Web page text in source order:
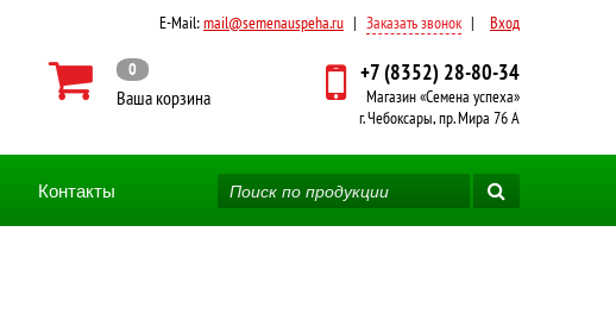
E-Mail:mail@semenauspeha.ru | Заказать звонок | Вход
0
Ваша корзина
+7 (8352) 28-80-34
Магазин «Семена успеха»
г. Чебоксары, пр. Мира 76 А
Контакты